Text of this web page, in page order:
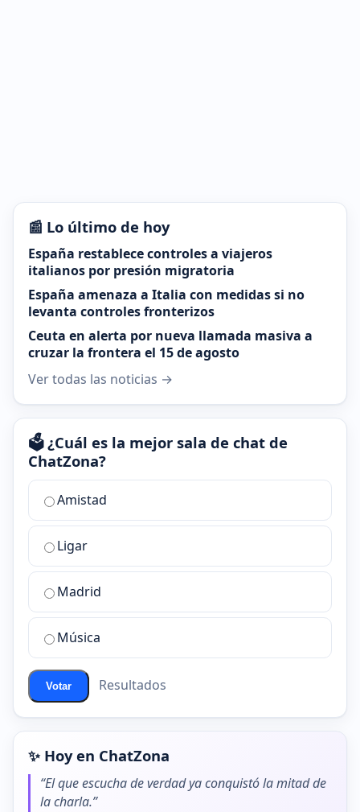
📰 Lo último de hoy
España restablece controles a viajeros
italianos por presión migratoria
España amenaza a Italia con medidas si no
levanta controles fronterizos
Ceuta en alerta por nueva llamada masiva a
cruzar la frontera el 15 de agosto
Ver todas las noticias →
🗳️ ¿Cuál es la mejor sala de chat de
ChatZona?
¿Cuál
la
mejor
sala
chat
ChatZona?
Amistad
Ligar
Madrid
Música
Votar Resultados
✨ Hoy en ChatZona
“El que escucha de verdad ya conquistó la mitad de
la charla.”